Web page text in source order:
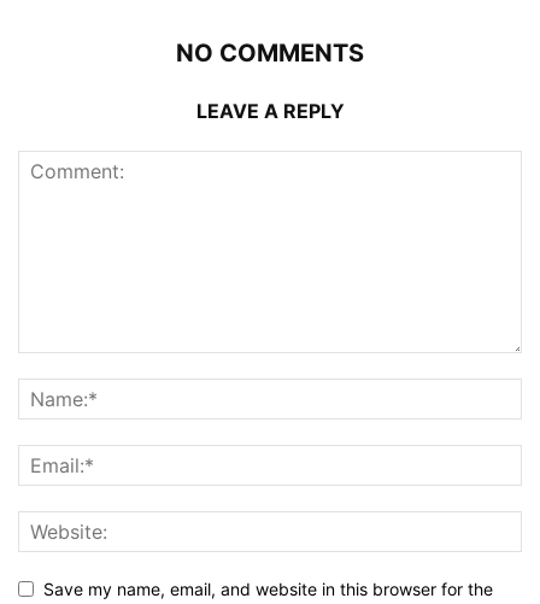
NO COMMENTS
LEAVE A REPLY
Save my name, email, and website in this browser for the